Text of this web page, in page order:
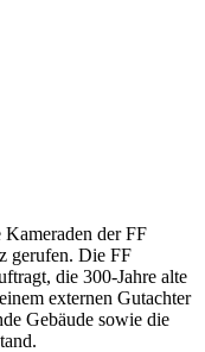
der FF
gerufen. Die FF
die 300-Jahre alte
externen Gutachter
Gebäude sowie die